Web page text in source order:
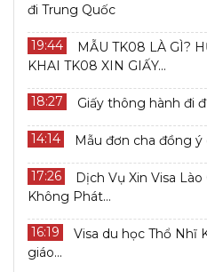
đi Trung Quốc
19:44
MẪU TK08 LÀ GÌ?
KHAI TK08 XIN GIẤY...
18:27 Giấy thông hành đi
14:14 Mẫu đơn cha đồng
17:26
Dịch Vụ Xin Visa
Không Phát...
16:19
Visa du học Thổ Nhĩ
giáo...